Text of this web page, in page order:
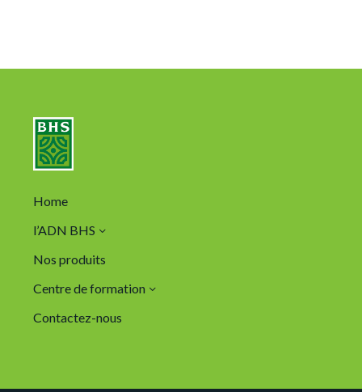
Home
l’ADN BHS
Nos produits
Centre de formation
Contactez-nous